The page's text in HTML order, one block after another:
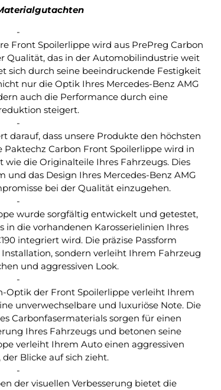
-
Front Spoilerlippe wird aus PrePreg Carbon
Qualität, das in der Automobilindustrie weit
sich durch seine beeindruckende Festigkeit
nur die Optik Ihres Mercedes-Benz AMG
auch die Performance durch eine
steigert.
-
darauf, dass unsere Produkte den höchsten
Carbon Front Spoilerlippe wird in
die Originalteile Ihres Fahrzeugs. Dies
und das Design Ihres Mercedes-Benz AMG
bei der Qualität einzugehen.
-
wurde sorgfältig entwickelt und getestet,
in die vorhandenen Karosserielinien Ihres
integriert wird. Die präzise Passform
sondern verleiht Ihrem Fahrzeug
und aggressiven Look.
-
Optik der Front Spoilerlippe verleiht Ihrem
unverwechselbare und luxuriöse Note. Die
Carbonfasermaterials sorgen für einen
Ihres Fahrzeugs und betonen seine
verleiht Ihrem Auto einen aggressiven
Blicke auf sich zieht.
-
der visuellen Verbesserung bietet die